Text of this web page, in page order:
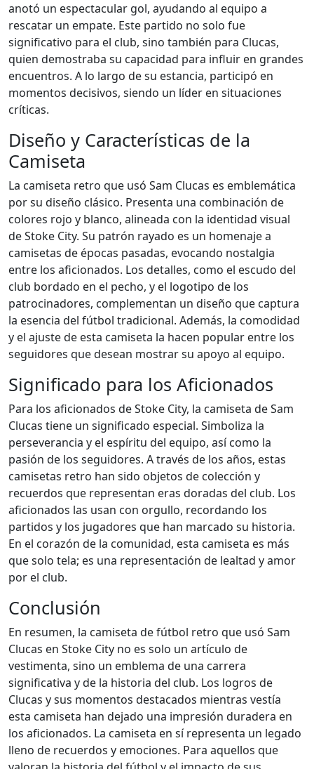
anotó un espectacular gol, ayudando al equipo a
rescatar un empate. Este partido no solo fue
significativo para el club, sino también para Clucas,
quien demostraba su capacidad para influir en grandes
encuentros. A lo largo de su estancia, participó en
momentos decisivos, siendo un líder en situaciones
críticas.
Diseño y Características de la
Camiseta
La camiseta retro que usó Sam Clucas es emblemática
por su diseño clásico. Presenta una combinación de
colores rojo y blanco, alineada con la identidad visual
de Stoke City. Su patrón rayado es un homenaje a
camisetas de épocas pasadas, evocando nostalgia
entre los aficionados. Los detalles, como el escudo del
club bordado en el pecho, y el logotipo de los
patrocinadores, complementan un diseño que captura
la esencia del fútbol tradicional. Además, la comodidad
y el ajuste de esta camiseta la hacen popular entre los
seguidores que desean mostrar su apoyo al equipo.
Significado para los Aficionados
Para los aficionados de Stoke City, la camiseta de Sam
Clucas tiene un significado especial. Simboliza la
perseverancia y el espíritu del equipo, así como la
pasión de los seguidores. A través de los años, estas
camisetas retro han sido objetos de colección y
recuerdos que representan eras doradas del club. Los
aficionados las usan con orgullo, recordando los
partidos y los jugadores que han marcado su historia.
En el corazón de la comunidad, esta camiseta es más
que solo tela; es una representación de lealtad y amor
por el club.
Conclusión
En resumen, la camiseta de fútbol retro que usó Sam
Clucas en Stoke City no es solo un artículo de
vestimenta, sino un emblema de una carrera
significativa y de la historia del club. Los logros de
Clucas y sus momentos destacados mientras vestía
esta camiseta han dejado una impresión duradera en
los aficionados. La camiseta en sí representa un legado
lleno de recuerdos y emociones. Para aquellos que